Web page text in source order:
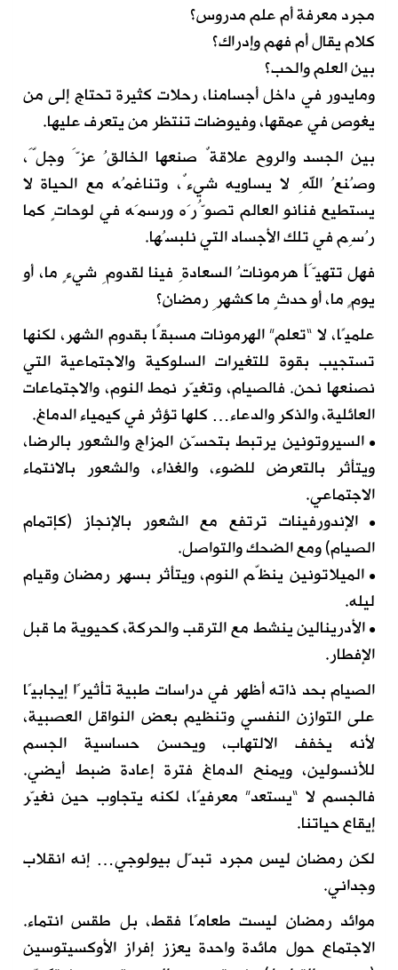
مجرد معرفة أم علم مدروس؟
كلام يقال أم فهم وإدراك؟
بين العلم والحب؟
ومايدور في داخل أجسامنا، رحلات كثيرة تحتاج إلى من
يغوص في عمقها، وفيوضات تنتظر من يتعرف عليها.
بين الجسد والروح علاقةٌ صنعها الخالقُ عزَّ وجلَّ،
وصُنعُ اللهِ لا يساويه شيءٌ، وتناغمُه مع الحياة لا
يستطيع فنانو العالم تصوُّرَه ورسمَه في لوحاتٍ كما
رُسِم في تلك الأجساد التي نلبسُها.
فهل تتهيَّأ هرموناتُ السعادةِ فينا لقدومِ شيءٍ ما، أو
يومٍ ما، أو حدثٍ ما كشهرِ رمضان؟
علميًا، لا “تعلم” الهرمونات مسبقًا بقدوم الشهر، لكنها
تستجيب بقوة للتغيرات السلوكية والاجتماعية التي
نصنعها نحن. فالصيام، وتغيّر نمط النوم، والاجتماعات
العائلية، والذكر والدعاء… كلها تؤثر في كيمياء الدماغ.
• السيروتونين يرتبط بتحسّن المزاج والشعور بالرضا،
ويتأثر بالتعرض للضوء، والغذاء، والشعور بالانتماء
الاجتماعي.
• الإندورفينات ترتفع مع الشعور بالإنجاز (كإتمام
الصيام) ومع الضحك والتواصل.
• الميلاتونين ينظّم النوم، ويتأثر بسهر رمضان وقيام
ليله.
• الأدرينالين ينشط مع الترقب والحركة، كحيوية ما قبل
الإفطار.
الصيام بحد ذاته أظهر في دراسات طبية تأثيرًا إيجابيًا
على التوازن النفسي وتنظيم بعض النواقل العصبية،
لأنه يخفف الالتهاب، ويحسن حساسية الجسم
للأنسولين، ويمنح الدماغ فترة إعادة ضبط أيضي.
فالجسم لا “يستعد” معرفيًا، لكنه يتجاوب حين نغيّر
إيقاع حياتنا.
لكن رمضان ليس مجرد تبدّل بيولوجي… إنه انقلاب
وجداني.
موائد رمضان ليست طعامًا فقط، بل طقس انتماء.
الاجتماع حول مائدة واحدة يعزز إفراز الأوكسيتوسين